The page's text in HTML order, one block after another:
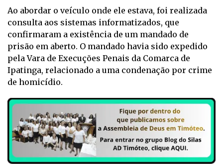
Ao abordar o veículo onde ele estava, foi realizada
consulta aos sistemas informatizados, que
confirmaram a existência de um mandado de
prisão em aberto. O mandado havia sido expedido
pela Vara de Execuções Penais da Comarca de
Ipatinga, relacionado a uma condenação por crime
de homicídio.